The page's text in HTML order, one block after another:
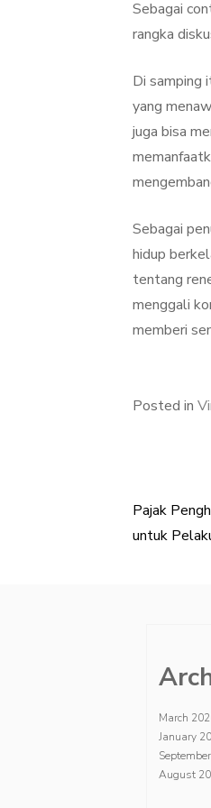
Sebagai
rangka
Di samping
yang
juga bisa
Sebagai
hidup
tentang
menggali
memberi
Posted in
Post
Pajak
untuk
March
January
August